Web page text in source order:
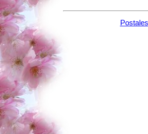
Postales